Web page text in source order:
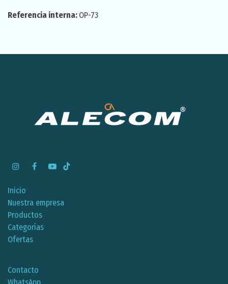
Referencia interna: OP-73
Inicio
Nuestra empresa
Productos
Categorías
Ofertas
Contacto